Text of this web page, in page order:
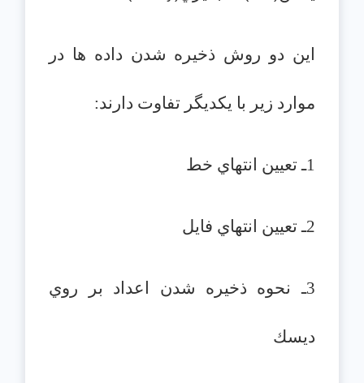
اين دو روش ذخيره شدن داده ها در
موارد زير با يكديگر تفاوت دارند:
1ـ تعيين انتهاي خط
2ـ تعيين انتهاي فايل
3ـ نحوه ذخيره شدن اعداد بر روي
ديسك